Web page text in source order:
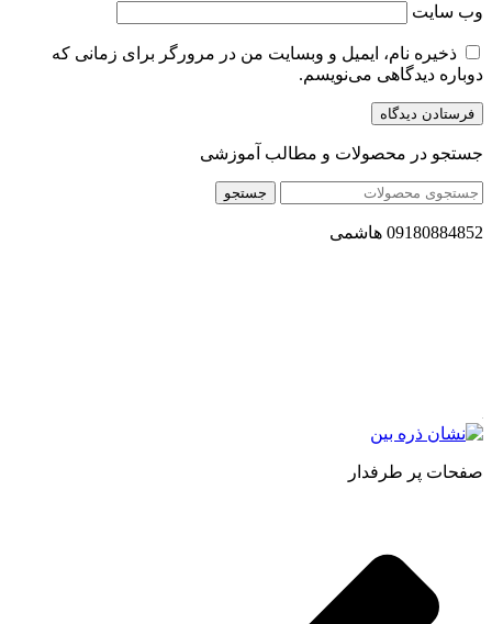
وب‌ سایت
ذخیره نام، ایمیل و وبسایت من در مرورگر برای زمانی که
دوباره دیدگاهی می‌نویسم.
جستجو در محصولات و مطالب آموزشی
جستجو
09180884852 هاشمی
صفحات پر طرفدار